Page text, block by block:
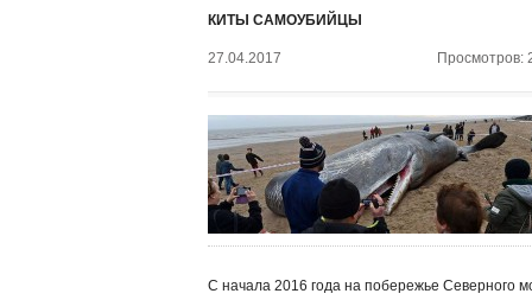
КИТЫ САМОУБИЙЦЫ
27.04.2017 Просмотров:
С начала 2016 года на побережье Северного